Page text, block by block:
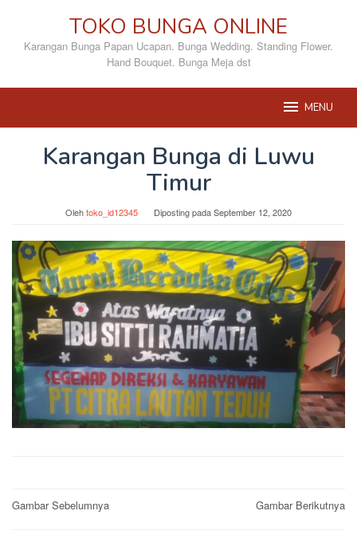
konten
TOKO BUNGA ONLINE
Karangan Bunga Papan Ucapan. Bunga Wedding. Standing Flower.
Hand Bouquet. Bunga Meja dst
MENU
Karangan Bunga di Luwu
Timur
Olehtoko_id12345 Diposting padaSeptember 12, 2020
Post
Gambar Sebelumnya Gambar Berikutnya